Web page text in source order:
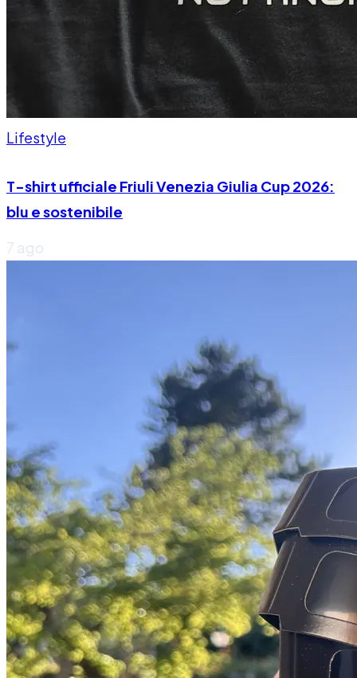
Lifestyle
T-shirt ufficiale Friuli Venezia Giulia Cup 2026:
blu e sostenibile
7 ago